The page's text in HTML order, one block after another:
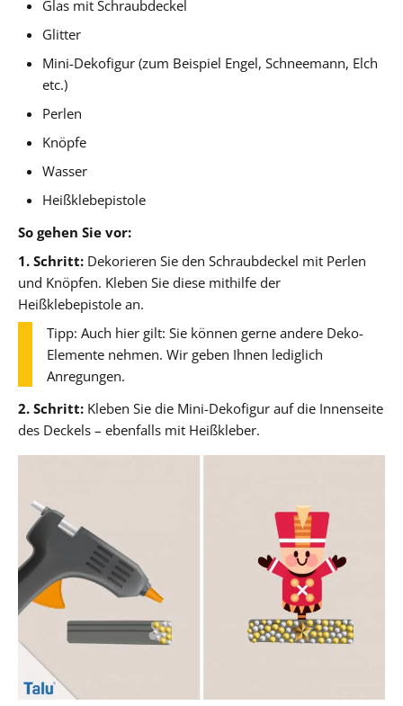
Glas mit Schraubdeckel
Glitter
Mini-Dekofigur (zum Beispiel Engel, Schneemann, Elch
etc.)
Perlen
Knöpfe
Wasser
Heißklebepistole
So gehen Sie vor:
1. Schritt: Dekorieren Sie den Schraubdeckel mit Perlen
und Knöpfen. Kleben Sie diese mithilfe der
Heißklebepistole an.
Tipp: Auch hier gilt: Sie können gerne andere Deko-
Elemente nehmen. Wir geben Ihnen lediglich
Anregungen.
2. Schritt: Kleben Sie die Mini-Dekofigur auf die Innenseite
des Deckels – ebenfalls mit Heißkleber.